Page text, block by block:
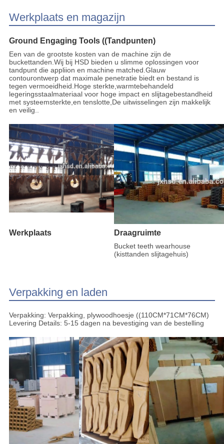
Werkplaats en magazijn
Ground Engaging Tools ((Tandpunten)
Een van de grootste kosten van de machine zijn de
buckettanden.Wij bij HSD bieden u slimme oplossingen voor
tandpunt die appliion en machine matched.Glauw
contourontwerp dat maximale penetratie biedt en bestand is
tegen vermoeidheid.Hoge sterkte,warmtebehandeld
legeringsstaalmateriaal voor hoge impact en slijtagebestandheid
met systeemsterkte,en tenslotte,De uitwisselingen zijn makkelijk
en veilig..
Werkplaats Draagruimte
Bucket teeth wearhouse
(kisttanden slijtagehuis)
Verpakking en laden
Verpakking: Verpakking, plywoodhoesje ((110CM*71CM*76CM)
Levering Details: 5-15 dagen na bevestiging van de bestelling